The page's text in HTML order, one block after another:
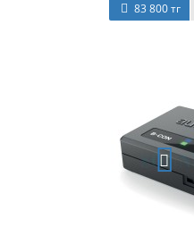
83 800 тг